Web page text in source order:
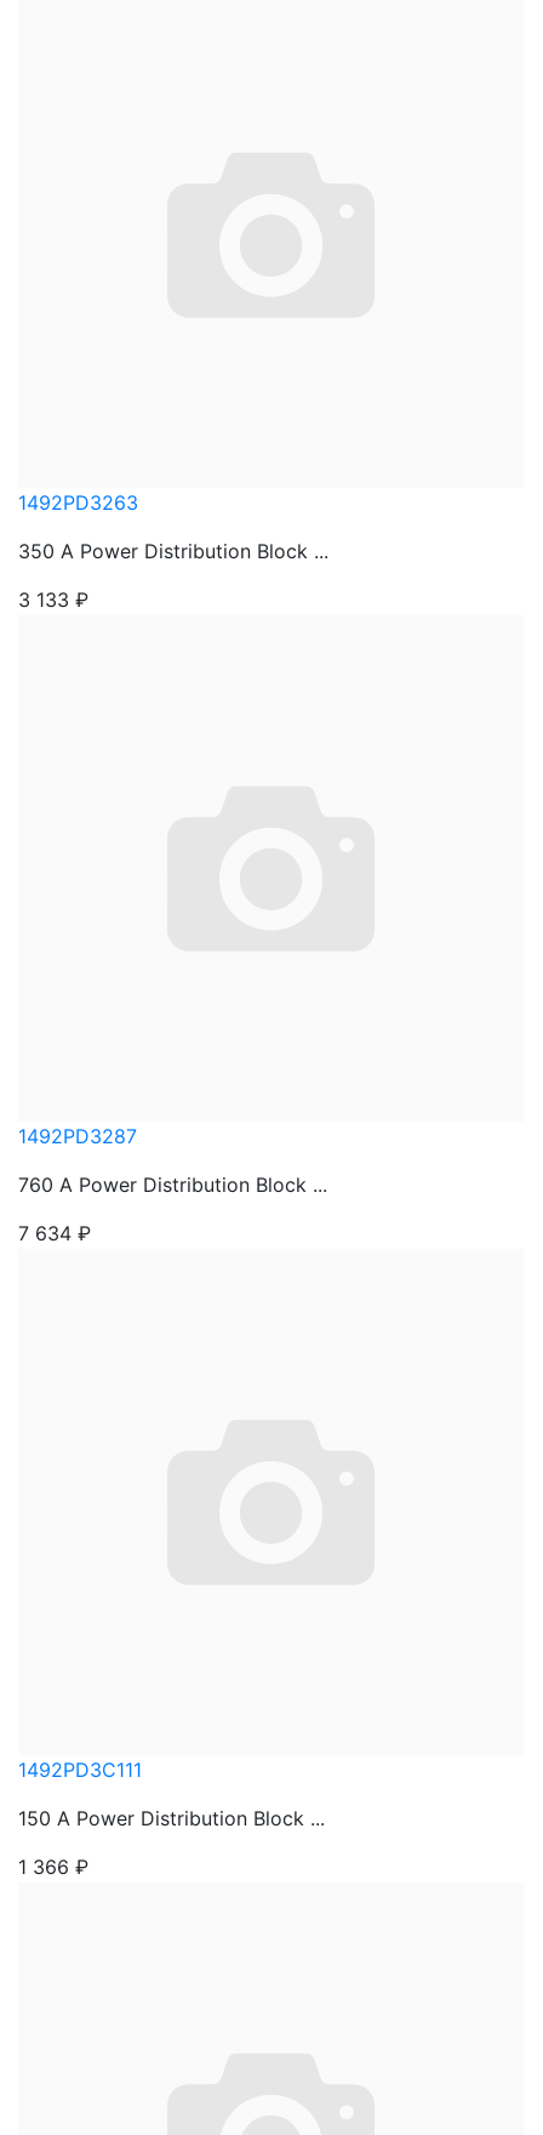
1492PD3263
350 A Power Distribution Block ...
3 133 ₽
1492PD3287
760 A Power Distribution Block ...
7 634 ₽
1492PD3C111
150 A Power Distribution Block ...
1 366 ₽